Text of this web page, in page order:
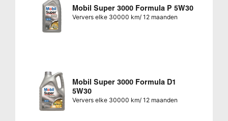
Mobil Super 3000 Formula P 5W30
Ververs elke 30000 km/ 12 maanden
Mobil Super 3000 Formula D1
5W30
Ververs elke 30000 km/ 12 maanden